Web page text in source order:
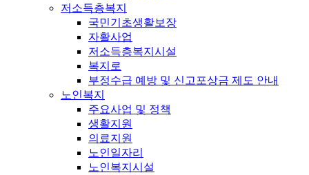
저소득층복지
국민기초생활보장
자활사업
저소득층복지시설
복지로
부정수급 예방 및 신고포상금 제도 안내
노인복지
주요사업 및 정책
생활지원
의료지원
노인일자리
노인복지시설